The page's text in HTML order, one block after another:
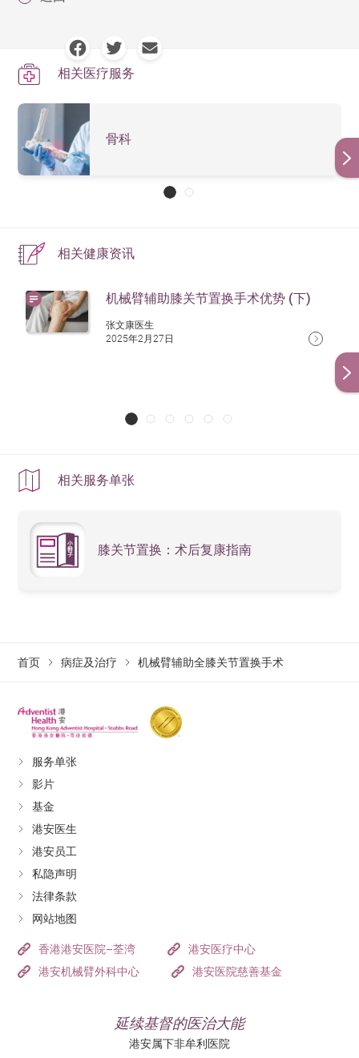
切骨及假体位置精
出血量
软组织创伤
术后疼痛
恢复速度
多，有关的后遗症包括：感染、血栓、神经损伤、膝关
以透过以下的预防措施，降低换膝关节后遗症风险：
根据医生指示进行术前运动
术后下肢复健运动
保持身体卫生清洁
依医生指示在术后一段时间服用抗血栓药物
相关医疗服务
骨科
相关健康资讯
机械臂辅助膝关节置换手术优势 (下)
张文康医生
2025年2月27日
相关服务单张
膝关节置换：术后复康指南
首页 病症及治疗 机械臂辅助全膝关节置换手术
服务单张
影片
基金
港安医生
港安员工
私隐声明
法律条款
网站地图
香港港安医院–荃湾
港安医疗中心
港安机械臂外科中心
港安医院慈善基金
延续基督的医治大能
港安属下非牟利医院